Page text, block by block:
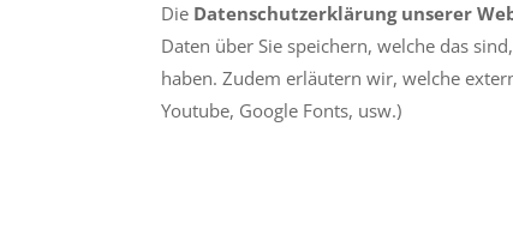
Die Datenschutzerklärung unserer
Daten über Sie speichern, welche das
haben. Zudem erläutern wir, welche
Youtube, Google Fonts, usw.)